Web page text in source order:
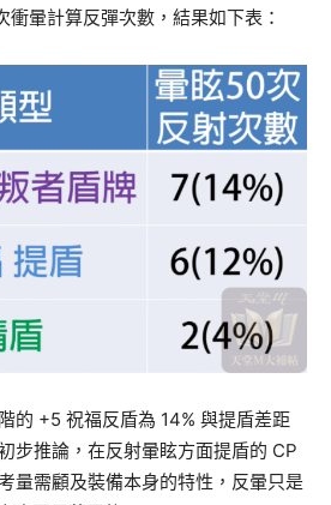
暈計算反彈次數，結果如下表：
的 +5 祝福反盾為 14% 與提盾差距
步推論，在反射暈眩方面提盾的 CP
量需顧及裝備本身的特性，反暈只是